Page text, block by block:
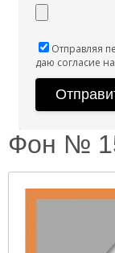
Отправляя
даю согласие на
Фон №